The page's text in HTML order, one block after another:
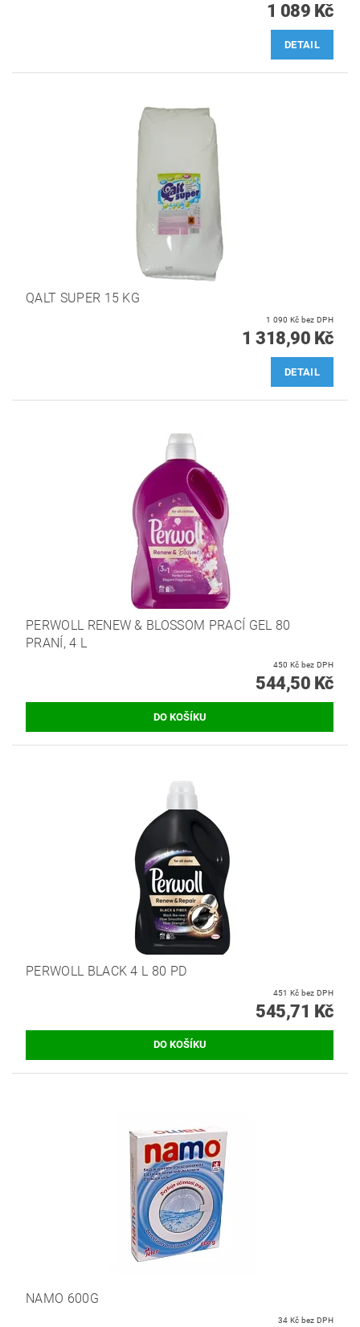
1 089 Kč
DETAIL
QALT SUPER 15 KG
1 090 Kč bez DPH
1 318,90 Kč
DETAIL
PERWOLL RENEW & BLOSSOM PRACÍ GEL 80
PRANÍ, 4 L
450 Kč bez DPH
544,50 Kč
PERWOLL BLACK 4 L 80 PD
451 Kč bez DPH
545,71 Kč
NAMO 600G
34 Kč bez DPH